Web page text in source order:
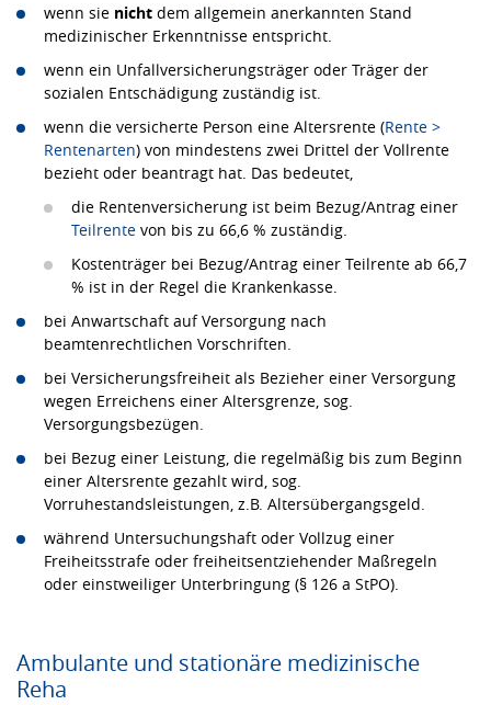
wenn sie nicht dem allgemein anerkannten Stand
medizinischer Erkenntnisse entspricht.
wenn ein Unfallversicherungsträger oder Träger der
sozialen Entschädigung zuständig ist.
wenn die versicherte Person eine Altersrente (Rente >
Rentenarten) von mindestens zwei Drittel der Vollrente
bezieht oder beantragt hat. Das bedeutet,
die Rentenversicherung ist beim Bezug/Antrag einer
Teilrente von bis zu 66,6 % zuständig.
Kostenträger bei Bezug/Antrag einer Teilrente ab 66,7
% ist in der Regel die Krankenkasse.
bei Anwartschaft auf Versorgung nach
beamtenrechtlichen Vorschriften.
bei Versicherungsfreiheit als Bezieher einer Versorgung
wegen Erreichens einer Altersgrenze, sog.
Versorgungsbezügen.
bei Bezug einer Leistung, die regelmäßig bis zum Beginn
einer Altersrente gezahlt wird, sog.
Vorruhestandsleistungen, z.B. Altersübergangsgeld.
während Untersuchungshaft oder Vollzug einer
Freiheitsstrafe oder freiheitsentziehender Maßregeln
oder einstweiliger Unterbringung (§ 126 a StPO).
Ambulante und stationäre medizinische
Reha